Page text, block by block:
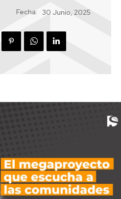
Fecha: 30 Junio, 2025